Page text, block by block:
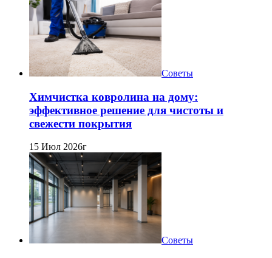
Советы
Химчистка ковролина на дому:
эффективное решение для чистоты и
свежести покрытия
15 Июл 2026г
Советы